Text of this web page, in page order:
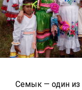
Семык — один из